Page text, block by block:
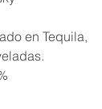
en Tequila,